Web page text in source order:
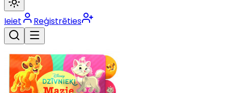
Ieiet Reģistrēties